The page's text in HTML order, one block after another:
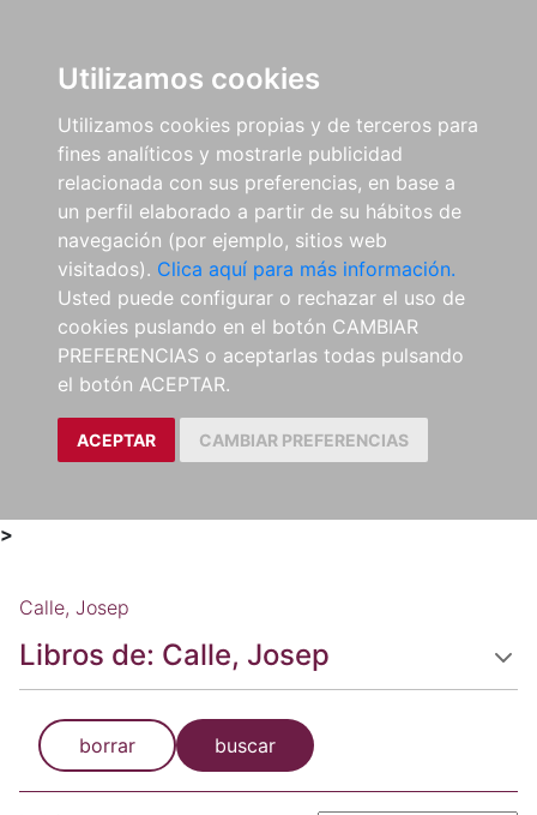
Utilizamos cookies
Utilizamos cookies propias y de terceros para
fines analíticos y mostrarle publicidad
relacionada con sus preferencias, en base a
un perfil elaborado a partir de su hábitos de
navegación (por ejemplo, sitios web
visitados). Clica aquí para más información.
Usted puede configurar o rechazar el uso de
cookies puslando en el botón CAMBIAR
PREFERENCIAS o aceptarlas todas pulsando
el botón ACEPTAR.
ACEPTAR CAMBIAR PREFERENCIAS
>
Calle, Josep
Libros de: Calle, Josep
borrar buscar